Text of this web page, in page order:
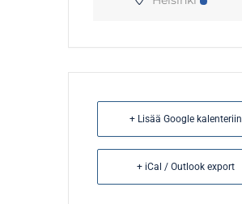
+ Lisää Google kalenteriin
+ iCal / Outlook export